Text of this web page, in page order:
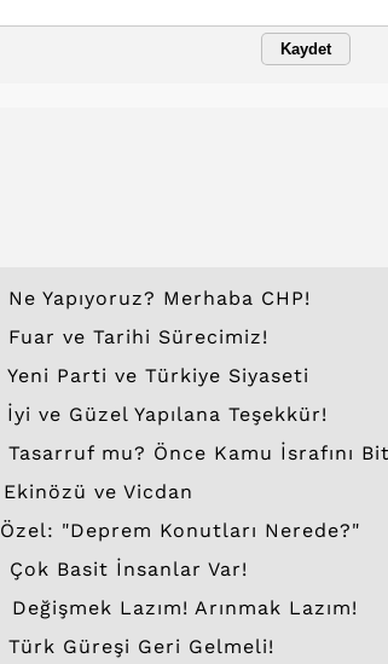
Kaydet
Ne Yapıyoruz? Merhaba CHP!
Fuar ve Tarihi Sürecimiz!
Yeni Parti ve Türkiye Siyaseti
İyi ve Güzel Yapılana Teşekkür!
Tasarruf mu? Önce Kamu İsrafını
Ekinözü ve Vicdan
Özel: "Deprem Konutları Nerede?"
Çok Basit İnsanlar Var!
Değişmek Lazım! Arınmak Lazım!
Türk Güreşi Geri Gelmeli!